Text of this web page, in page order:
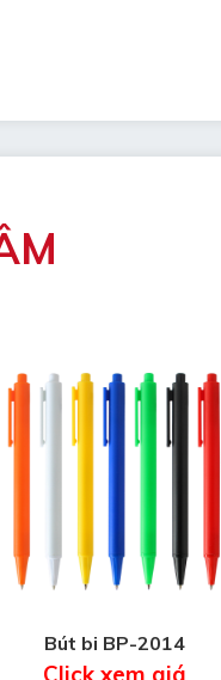
Bút bi BP-2014
Click xem giá